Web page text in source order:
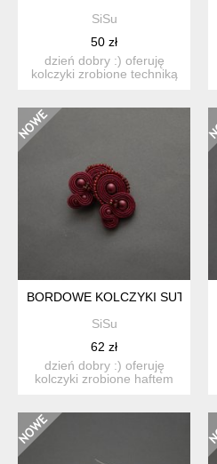
SiSu
50 zł
dzień dobry :) oferuję
kolczyki zrobione techniką
BORDOWE KOLCZYKI SUTASZ
SiSu
62 zł
dzień dobry :) oferuję
kolczyki zrobione haftem